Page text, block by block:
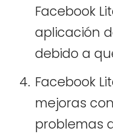
Facebook
aplicación
debido a
Facebook
mejoras
problemas